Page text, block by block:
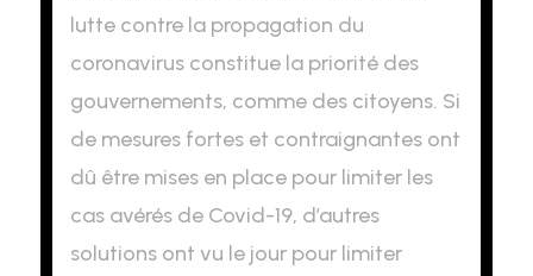
lutte contre la propagation du
coronavirus constitue la priorité des
gouvernements, comme des citoyens. Si
de mesures fortes et contraignantes ont
dû être mises en place pour limiter les
cas avérés de Covid-19, d’autres
solutions ont vu le jour pour limiter